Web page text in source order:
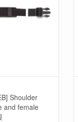
Shoulder
and female